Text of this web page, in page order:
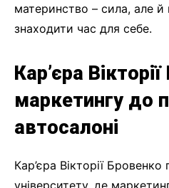
материнство – сила, але й
знаходити час для себе.
Кар’єра
маркетингу до
автосалоні
Кар’єра Вікторії Бровенко
університету, де